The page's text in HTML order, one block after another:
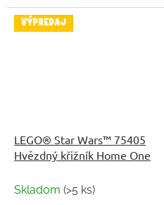
VÝPREDAJ
LEGO® Star Wars™ 75405
Hvězdný křižník Home One
Skladom (>5 ks)